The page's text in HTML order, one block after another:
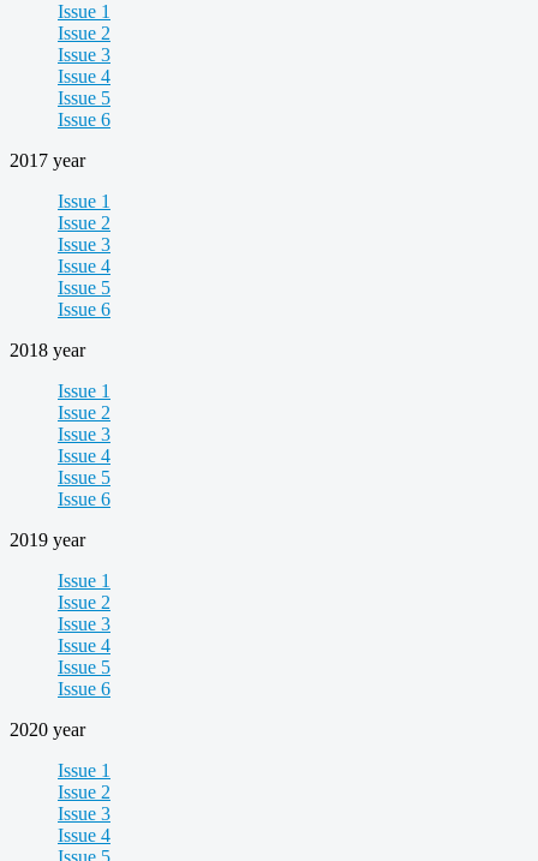
Issue 1
Issue 2
Issue 3
Issue 4
Issue 5
Issue 6
2017 year
Issue 1
Issue 2
Issue 3
Issue 4
Issue 5
Issue 6
2018 year
Issue 1
Issue 2
Issue 3
Issue 4
Issue 5
Issue 6
2019 year
Issue 1
Issue 2
Issue 3
Issue 4
Issue 5
Issue 6
2020 year
Issue 1
Issue 2
Issue 3
Issue 4